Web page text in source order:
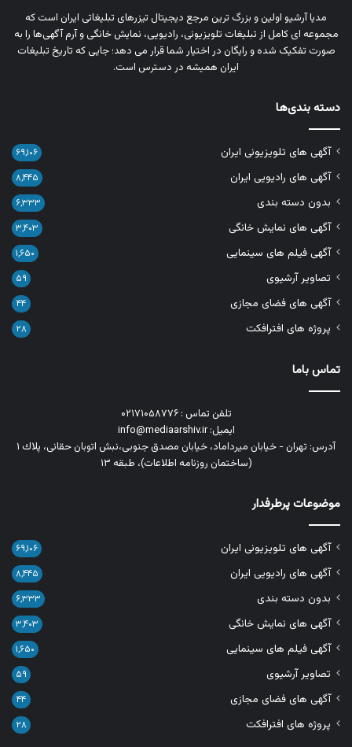
مدیا آرشیو اولین و بزرگ‌ ترین مرجع دیجیتال تیزرهای تبلیغاتی ایران است که
مجموعه‌ ای کامل از تبلیغات تلویزیونی، رادیویی، نمایش خانگی و آرم‌ آگهی‌ها را به‌
صورت تفکیک‌ شده و رایگان در اختیار شما قرار می‌ دهد؛ جایی که تاریخ تبلیغات
ایران همیشه در دسترس است.
دسته بندی‌ها
آگهی های تلویزیونی ایران ۶۹,۱۰۶
آگهی های رادیویی ایران ۸,۴۴۵
بدون دسته بندی ۶,۳۳۳
آگهی های نمایش خانگی ۳,۴۰۳
آگهی فیلم های سینمایی ۱,۶۵۰
تصاویر آرشیوی ۵۹
آگهی های فضای مجازی ۴۴
پروژه های افترافکت ۲۸
تماس باما
تلفن تماس : ۰۲۱۷۱۰۵۸۷۷۶
ایمیل: info@mediaarshiv.ir
آدرس: تهران - خیابان میرداماد، خیابان مصدق جنوبی،نبش اتوبان حقانی، پلاك ١
(ساختمان روزنامه اطلاعات)، طبقه ۱۳
موضوعات پرطرفدار
آگهی های تلویزیونی ایران ۶۹,۱۰۶
آگهی های رادیویی ایران ۸,۴۴۵
بدون دسته بندی ۶,۳۳۳
آگهی های نمایش خانگی ۳,۴۰۳
آگهی فیلم های سینمایی ۱,۶۵۰
تصاویر آرشیوی ۵۹
آگهی های فضای مجازی ۴۴
پروژه های افترافکت ۲۸